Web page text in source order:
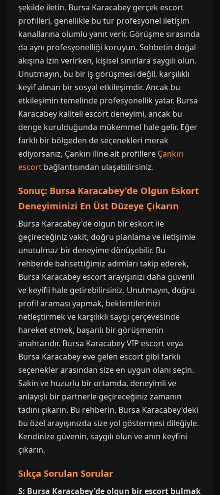
şekilde iletin. Bursa Karacabey gerçek escort
profilleri, genellikle bu tür profesyonel iletişim
kanallarına olumlu yanıt verir. Görüşme sırasında
da aynı profesyonelliği koruyun. Sohbetin doğal
akışına izin verirken, kişisel sınırlara saygılı olun.
Unutmayın, bu bir iş görüşmesi değil, karşılıklı
keyif alınan bir sosyal etkileşimdir. Ancak bu
etkileşimin temelinde profesyonellik yatar. Bursa
Karacabey kaliteli escort deneyimi, ancak bu
denge kurulduğunda mükemmel hale gelir. Eğer
farklı bir bölgeden de seçenekleri merak
ediyorsanız, Çankırı iline ait profillere Çankırı
escort bağlantısından ulaşabilirsiniz.
Sonuç: Bursa Karacabey'de Olgun Eskort
Deneyiminizi En Üst Düzeye Çıkarın
Bursa Karacabey'de olgun bir eskort ile
geçireceğiniz vakit, doğru planlama ve iletişimle
unutulmaz bir deneyime dönüşebilir. Bu
rehberde bahsettiğimiz adımları takip ederek,
Bursa Karacabey escort arayışınızı daha güvenli
ve keyifli hale getirebilirsiniz. Unutmayın, doğru
profil araması yapmak, beklentilerinizi
netleştirmek ve karşılıklı saygı çerçevesinde
hareket etmek, başarılı bir görüşmenin
anahtarıdır. Bursa Karacabey VIP escort veya
Bursa Karacabey eve gelen escort gibi farklı
seçenekler arasından size en uygun olanı seçin.
Sakin ve huzurlu bir ortamda, deneyimli ve
anlayışlı bir partnerle geçireceğiniz zamanın
tadını çıkarın. Bu rehberin, Bursa Karacabey'deki
bu özel arayışınızda size yol göstermesi dileğiyle.
Kendinize güvenin, saygılı olun ve anın keyfini
çıkarın.
Sıkça Sorulan Sorular
S: Bursa Karacabey'de olgun bir escort bulmak